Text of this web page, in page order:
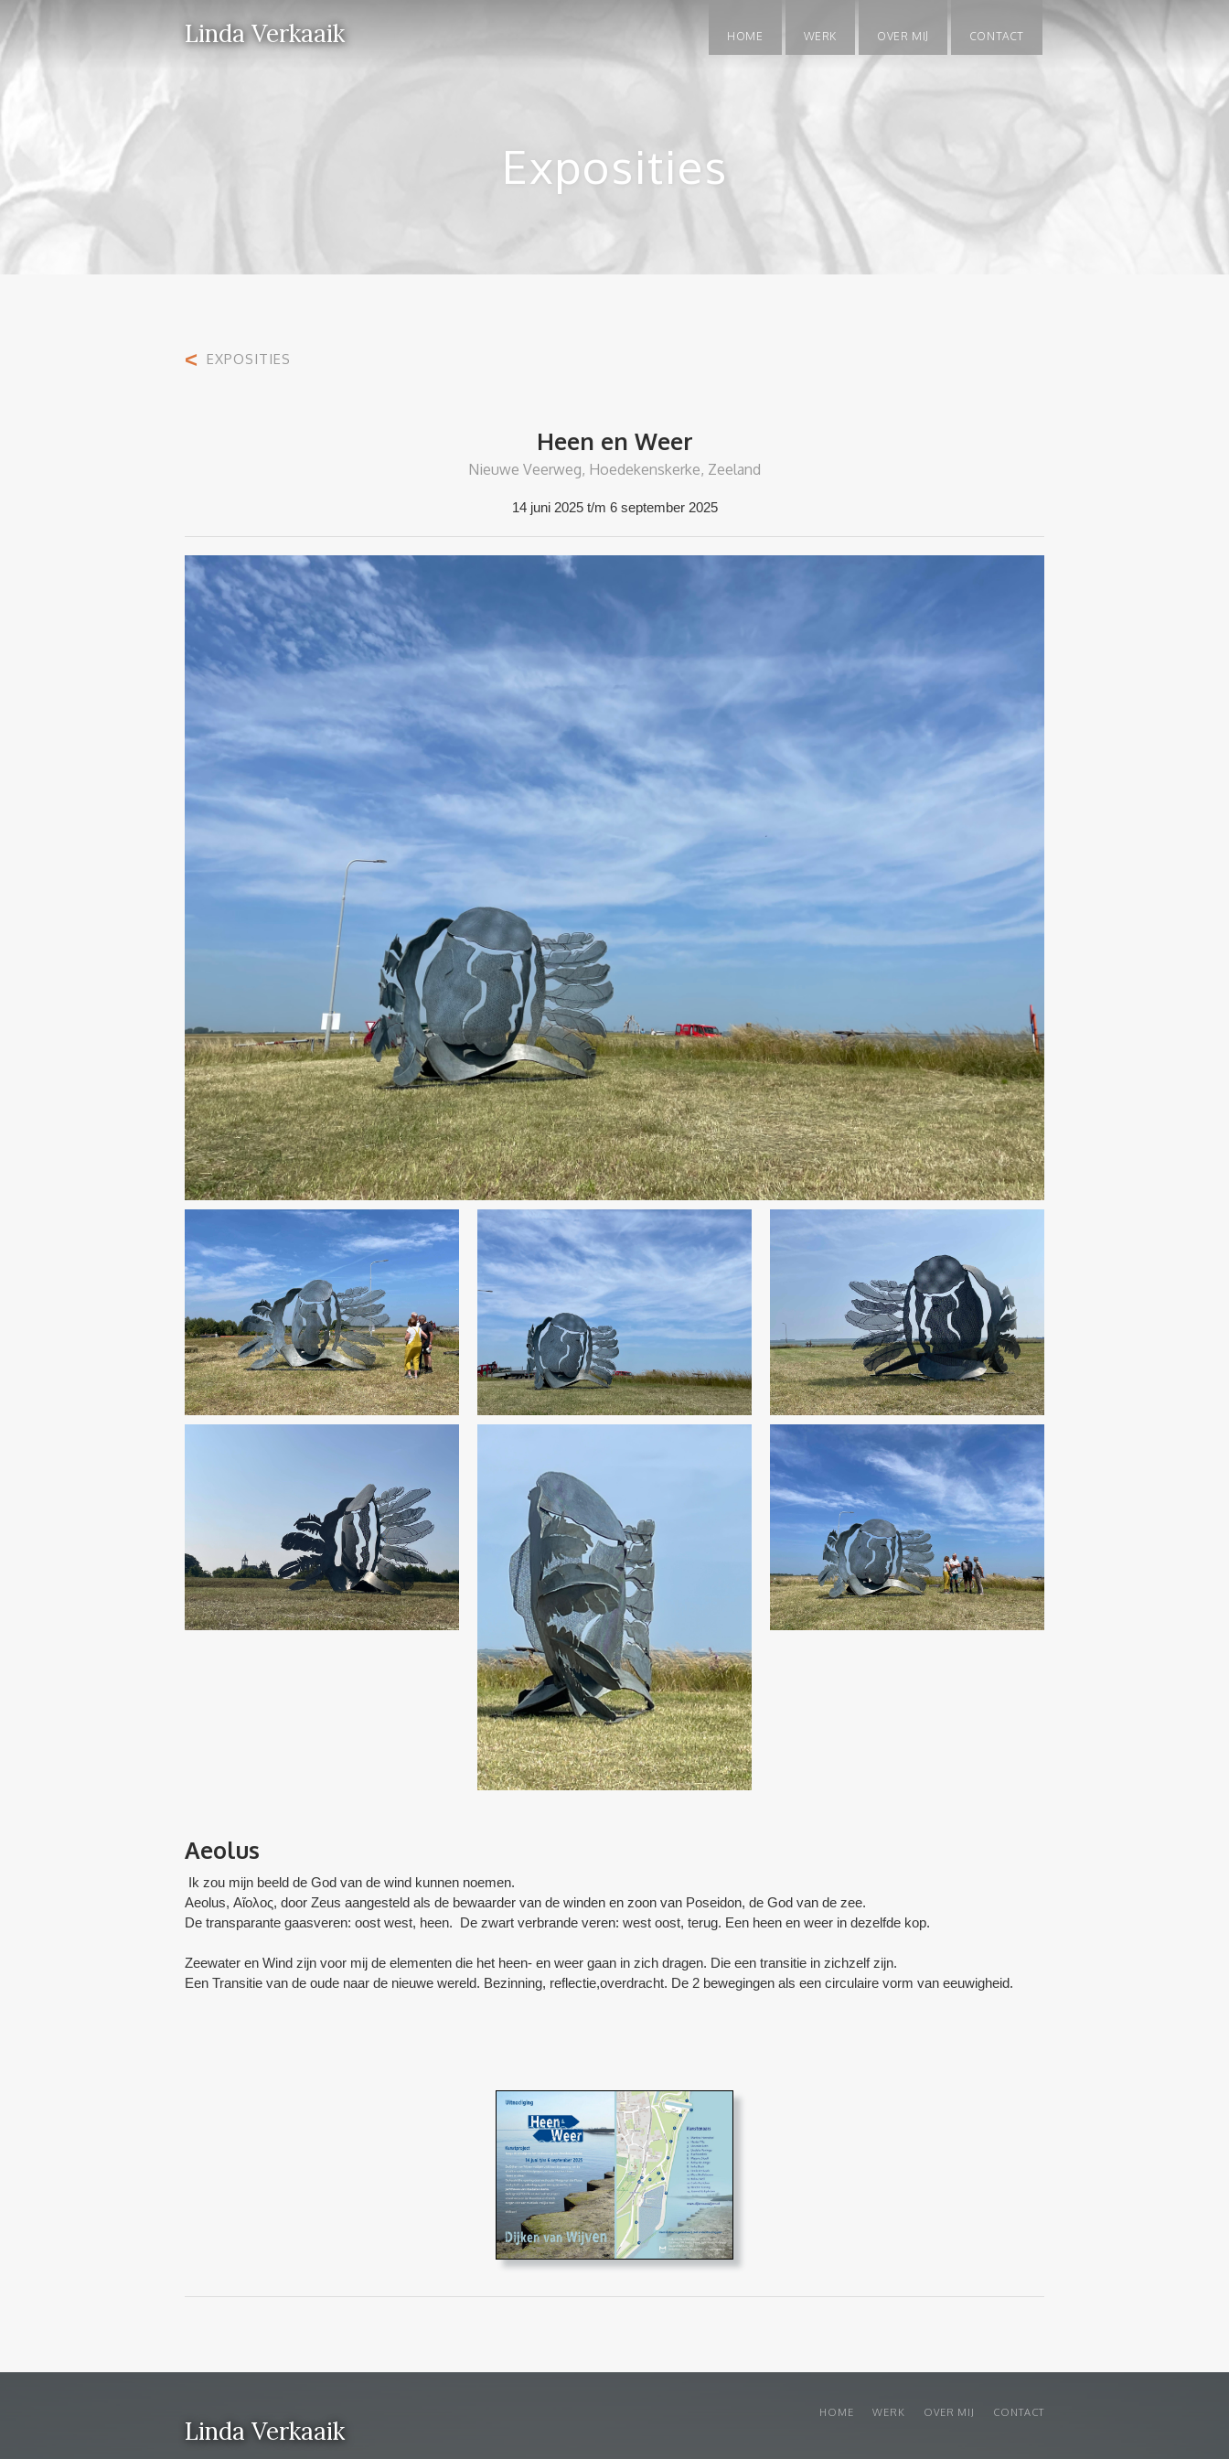
Linda Verkaaik HOME WERK OVER MIJ CONTACT
Exposities
< EXPOSITIES
Heen en Weer
Nieuwe Veerweg, Hoedekenskerke, Zeeland
14 juni 2025 t/m 6 september 2025
Aeolus
Ik zou mijn beeld de God van de wind kunnen noemen.
Aeolus, Αἴολος, door Zeus aangesteld als de bewaarder van de winden en zoon van Poseidon, de God van de zee.
De transparante gaasveren: oost west, heen. De zwart verbrande veren: west oost, terug. Een heen en weer in dezelfde kop.
Zeewater en Wind zijn voor mij de elementen die het heen- en weer gaan in zich dragen. Die een transitie in zichzelf zijn.
Een Transitie van de oude naar de nieuwe wereld. Bezinning, reflectie,overdracht. De 2 bewegingen als een circulaire vorm van eeuwigheid.
Linda Verkaaik
HOME WERK OVER MIJ CONTACT